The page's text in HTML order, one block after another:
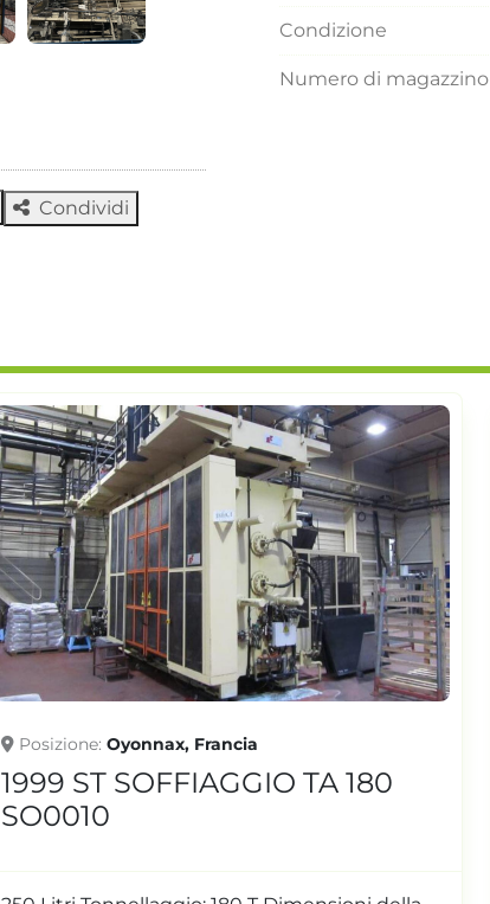
Condividi
Condizione
Numero di magazzino
Posizione Oyonnax, Francia
1999 ST SOFFIAGGIO TA 180
SO0010